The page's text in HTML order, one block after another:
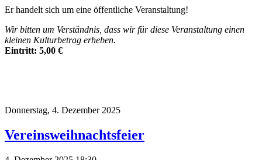
Er handelt sich um eine öffentliche Veranstaltung!
Wir bitten um Verständnis, dass wir für diese Veranstaltung einen
kleinen Kulturbetrag erheben.
Eintritt: 5,00 €
Donnerstag, 4. Dezember 2025
Vereinsweihnachtsfeier